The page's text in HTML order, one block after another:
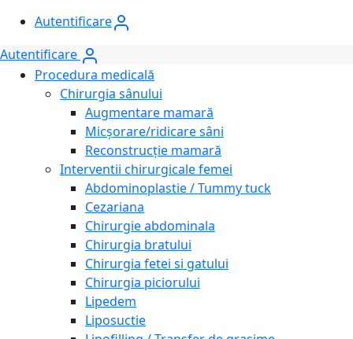
Autentificare
Autentificare
Procedura medicală
Chirurgia sânului
Augmentare mamară
Micșorare/ridicare sâni
Reconstrucție mamară
Interventii chirurgicale femei
Abdominoplastie / Tummy tuck
Cezariana
Chirurgie abdominala
Chirurgia bratului
Chirurgia fetei si gatului
Chirurgia piciorului
Lipedem
Liposuctie